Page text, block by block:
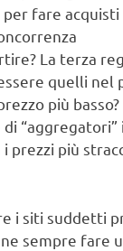
fare
La terza
quelli nel
più
prezzi più
i siti suddetti
sempre fare